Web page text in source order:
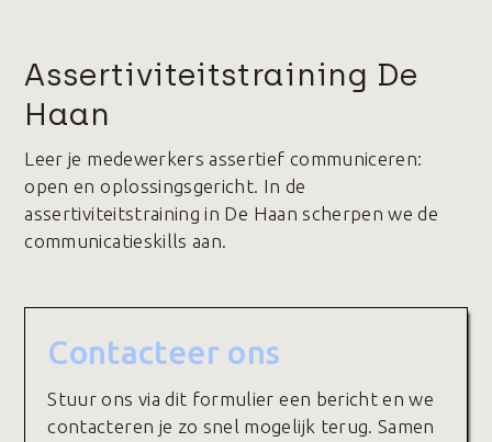
Assertiviteitstraining De
Haan
Leer je medewerkers assertief communiceren:
open en oplossingsgericht. In de
assertiviteitstraining in De Haan scherpen we de
communicatieskills aan.
Contacteer ons
Stuur ons via dit formulier een bericht en we
contacteren je zo snel mogelijk terug. Samen